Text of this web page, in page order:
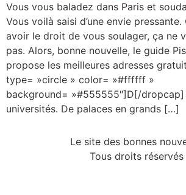
Vous vous baladez dans Paris et
Vous voilà saisi d’une envie
avoir le droit de vous soulager, ça ne
pas. Alors, bonne nouvelle, le guide
propose les meilleures adresses
type= »circle » color= »#ffffff »
background= »#555555″]D[/dropcap]
universités. De palaces en grands […]
Le site des bonnes
Tous droits réservés